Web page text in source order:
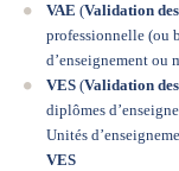
VAE (Validation
professionnelle (ou
d’enseignement ou
VES (Validation
diplômes
Unités
VES